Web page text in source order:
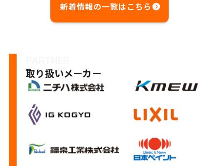
新着情報の一覧はこちら
取り扱いメーカー